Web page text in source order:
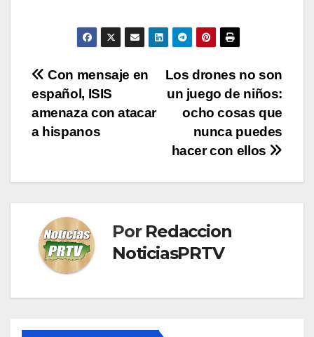
Navegación
de
entradas
Los drones no son
un juego de niños:
ocho cosas que
nunca puedes
hacer con ellos
Con mensaje en
español, ISIS
amenaza con atacar
a hispanos
Por Redaccion
NoticiasPRTV